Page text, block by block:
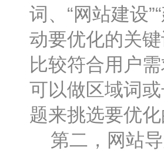
词、“网站建设
动要优化的关
比较符合用户
可以做区域词
题来挑选要优
第二，网站导